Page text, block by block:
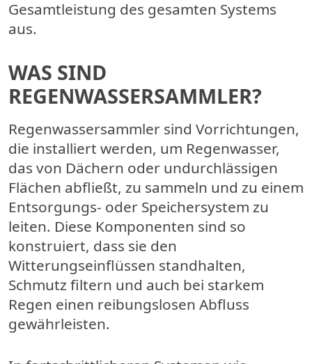
Gesamtleistung des gesamten Systems
aus.
WAS SIND
REGENWASSERSAMMLER?
Regenwassersammler sind Vorrichtungen,
die installiert werden, um Regenwasser,
das von Dächern oder undurchlässigen
Flächen abfließt, zu sammeln und zu einem
Entsorgungs- oder Speichersystem zu
leiten. Diese Komponenten sind so
konstruiert, dass sie den
Witterungseinflüssen standhalten,
Schmutz filtern und auch bei starkem
Regen einen reibungslosen Abfluss
gewährleisten.